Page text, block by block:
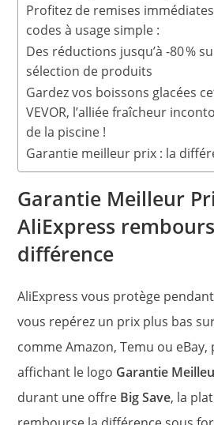
Profitez de remises
codes à usage simple :
Des réductions jusqu’à -80 %
sélection de produits
Gardez vos boissons glacées
VEVOR, l’alliée fraîcheur
de la piscine !
Garantie meilleur prix : la
Garantie Meilleur
AliExpress
différence
AliExpress vous protège
vous repérez un prix plus bas
comme Amazon, Temu ou
affichant le logo Garantie
durant une offre Big Save, la